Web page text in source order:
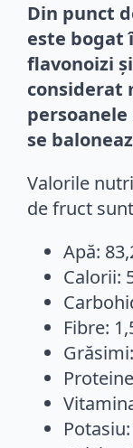
Din punct
este bogat
flavonoizi
considerat
se
Valorile
de fruct
Apă:
Calorii:
Fibre: